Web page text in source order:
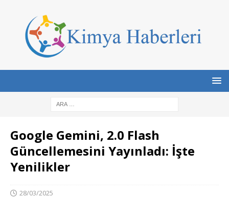
Google Gemini, 2.0 Flash
Güncellemesini Yayınladı: İşte
Yenilikler
28/03/2025